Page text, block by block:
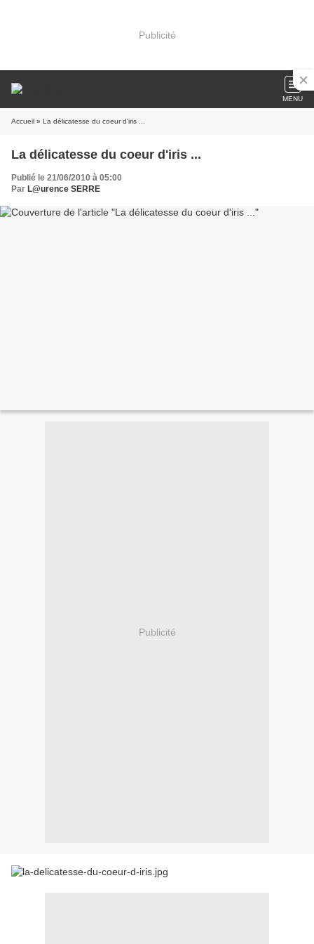
Publicité
MENU
Accueil » La délicatesse du coeur d'iris ...
La délicatesse du coeur d'iris ...
Publié le 21/06/2010 à 05:00
Par L@urence SERRE
Publicité